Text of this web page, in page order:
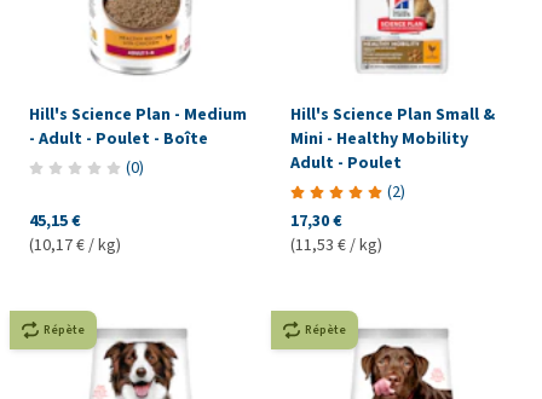
Hill's Science Plan - Medium
- Adult - Poulet - Boîte
(0)
45,15 €
(10,17 € / kg)
Hill's Science Plan Small &
Mini - Healthy Mobility
Adult - Poulet
(2)
17,30 €
(11,53 € / kg)
Répète Répète